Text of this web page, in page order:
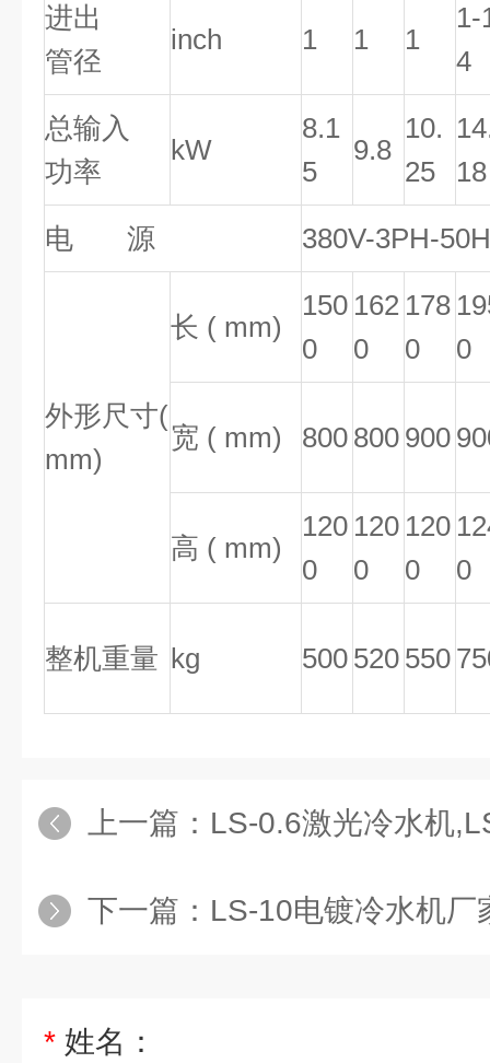
进出
管径
inch 1 1 1
1-
4
总输入
功率
kW
8.1
5
9.8
10.
25
18
电 源 380V-3PH-
外形尺寸(
mm)
长 ( mm)
150
0
162
0
178
0
0
宽 ( mm) 800 800 900
高 ( mm)
120
0
120
0
120
0
0
整机重量 kg 500 520 550
上一篇： LS-0.6激光冷水机
下一篇： LS-10电镀冷水机
* 姓名：